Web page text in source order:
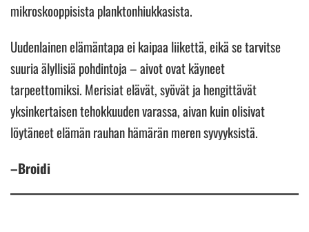
mikroskooppisista planktonhiukkasista.
Uudenlainen elämäntapa ei kaipaa liikettä, eikä se tarvitse
suuria älyllisiä pohdintoja – aivot ovat käyneet
tarpeettomiksi. Merisiat elävät, syövät ja hengittävät
yksinkertaisen tehokkuuden varassa, aivan kuin olisivat
löytäneet elämän rauhan hämärän meren syvyyksistä.
–Broidi